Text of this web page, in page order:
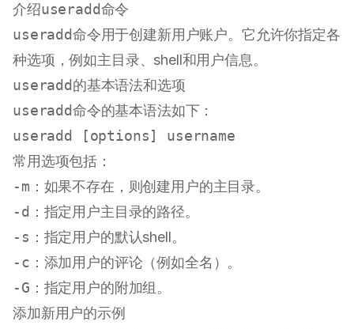
介绍useradd命令
useradd命令用于创建新用户账户。它允许你指定各
种选项，例如主目录、shell和用户信息。
useradd的基本语法和选项
useradd命令的基本语法如下：
常用选项包括：
-m ：如果不存在，则创建用户的主目录。
-d ：指定用户主目录的路径。
-s ：指定用户的默认shell。
-c ：添加用户的评论（例如全名）。
-G ：指定用户的附加组。
添加新用户的示例